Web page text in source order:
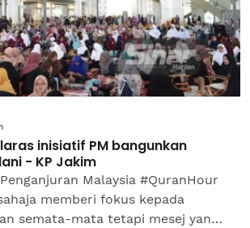
inisiatif PM bangunkan
- KP Jakim
Penganjuran Malaysia #QuranHour
memberi fokus kepada
semata-mata tetapi mesej yang